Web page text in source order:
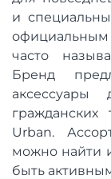
и
официальным
часто
Бренд
гражданских
Urban.
можно найти
быть